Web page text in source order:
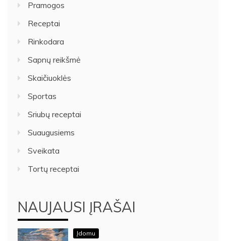
Pramogos
Receptai
Rinkodara
Sapnų reikšmė
Skaičiuoklės
Sportas
Sriubų receptai
Suaugusiems
Sveikata
Tortų receptai
NAUJAUSI ĮRAŠAI
Įdomu